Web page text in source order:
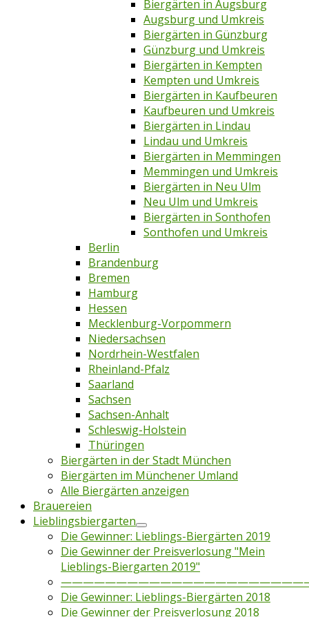
Biergärten in Augsburg
Augsburg und Umkreis
Biergärten in Günzburg
Günzburg und Umkreis
Biergärten in Kempten
Kempten und Umkreis
Biergärten in Kaufbeuren
Kaufbeuren und Umkreis
Biergärten in Lindau
Lindau und Umkreis
Biergärten in Memmingen
Memmingen und Umkreis
Biergärten in Neu Ulm
Neu Ulm und Umkreis
Biergärten in Sonthofen
Sonthofen und Umkreis
Berlin
Brandenburg
Bremen
Hamburg
Hessen
Mecklenburg-Vorpommern
Niedersachsen
Nordrhein-Westfalen
Rheinland-Pfalz
Saarland
Sachsen
Sachsen-Anhalt
Schleswig-Holstein
Thüringen
Biergärten in der Stadt München
Biergärten im Münchener Umland
Alle Biergärten anzeigen
Brauereien
Lieblingsbiergarten
Die Gewinner: Lieblings-Biergärten 2019
Die Gewinner der Preisverlosung "Mein
Lieblings-Biergarten 2019"
Die Gewinner: Lieblings-Biergärten 2018
Die Gewinner der Preisverlosung 2018